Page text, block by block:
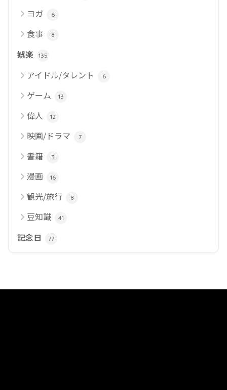
ヨガ 6
食事 8
娯楽 135
アイドル/タレント 6
ゲーム 13
偉人 12
映画/ドラマ 7
書籍 3
漫画 16
観光/旅行 8
豆知識 41
記念日 77